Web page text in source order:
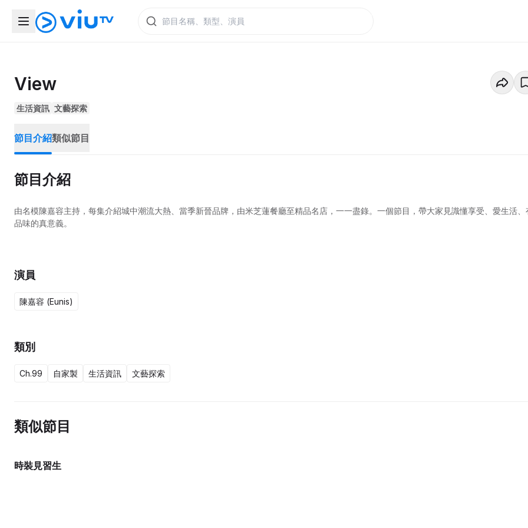
View
生活資訊 文藝探索
節目介紹類似節目
節目介紹
由名模陳嘉容主持，每集介紹城中潮流大熱、當季新晉品牌，由米芝蓮餐廳至精品名店，一一盡錄。一個節目，帶大家見識懂享受、愛生活、
品味的真意義。
演員
陳嘉容 (Eunis)
類別
Ch.99 自家製 生活資訊 文藝探索
類似節目
時裝見習生